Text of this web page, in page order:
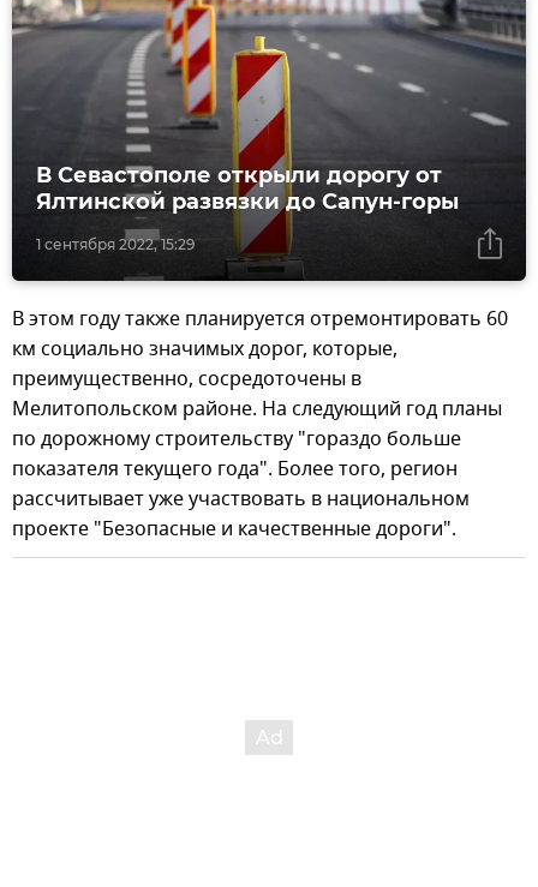
1 сентября 2022, 15:29
В Севастополе открыли дорогу от
Ялтинской развязки до Сапун-горы
В этом году также планируется отремонтировать 60
км социально значимых дорог, которые,
преимущественно, сосредоточены в
Мелитопольском районе. На следующий год планы
по дорожному строительству "гораздо больше
показателя текущего года". Более того, регион
рассчитывает уже участвовать в национальном
проекте "Безопасные и качественные дороги".